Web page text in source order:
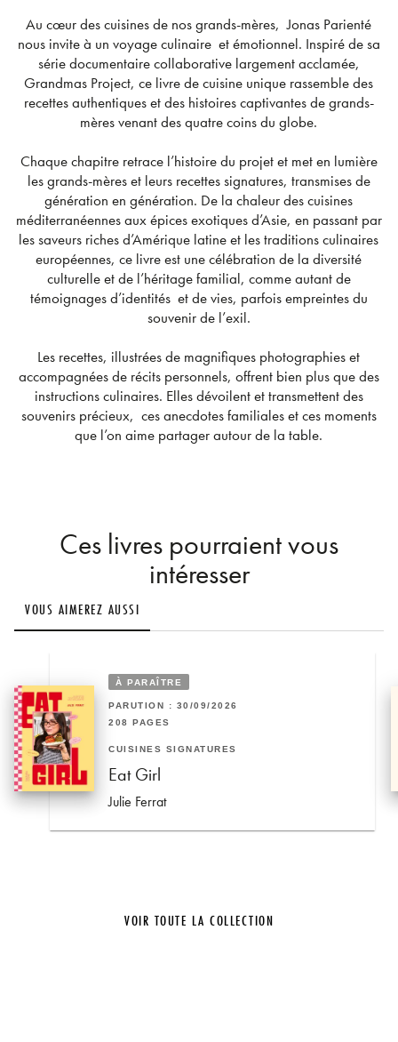
Au cœur des cuisines de nos grands-mères, Jonas Parienté
nous invite à un voyage culinaire et émotionnel. Inspiré de sa
série documentaire collaborative largement acclamée,
Grandmas Project, ce livre de cuisine unique rassemble des
recettes authentiques et des histoires captivantes de grands-
mères venant des quatre coins du globe.
Chaque chapitre retrace l’histoire du projet et met en lumière
les grands-mères et leurs recettes signatures, transmises de
génération en génération. De la chaleur des cuisines
méditerranéennes aux épices exotiques d’Asie, en passant par
les saveurs riches d’Amérique latine et les traditions culinaires
européennes, ce livre est une célébration de la diversité
culturelle et de l’héritage familial, comme autant de
témoignages d’identités et de vies, parfois empreintes du
souvenir de l’exil.
Les recettes, illustrées de magnifiques photographies et
accompagnées de récits personnels, offrent bien plus que des
instructions culinaires. Elles dévoilent et transmettent des
souvenirs précieux, ces anecdotes familiales et ces moments
que l’on aime partager autour de la table.
Ces livres pourraient vous
intéresser
VOUS AIMEREZ AUSSI
À PARAÎTRE
PARUTION : 30/09/2026
208 PAGES
CUISINES SIGNATURES
Eat Girl
Julie Ferrat
VOIR TOUTE LA COLLECTION